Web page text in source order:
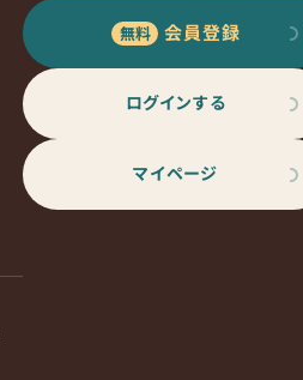
会員登録
ログインする
マイページ